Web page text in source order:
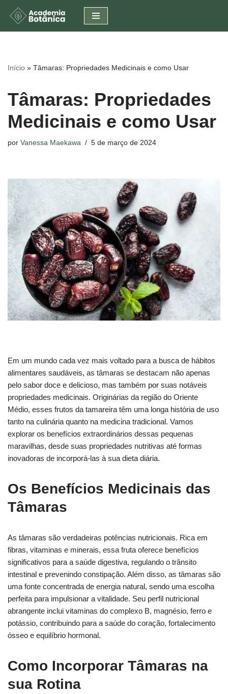
Pular
conteúdo
Início » Tâmaras: Propriedades Medicinais e como Usar
Tâmaras: Propriedades
Medicinais e como Usar
por Vanessa Maekawa 5 de março de 2024
Em um mundo cada vez mais voltado para a busca de hábitos
alimentares saudáveis, as tâmaras se destacam não apenas
pelo sabor doce e delicioso, mas também por suas notáveis
propriedades medicinais. Originárias da região do Oriente
Médio, esses frutos da tamareira têm uma longa história de uso
tanto na culinária quanto na medicina tradicional. Vamos
explorar os benefícios extraordinários dessas pequenas
maravilhas, desde suas propriedades nutritivas até formas
inovadoras de incorporá-las à sua dieta diária.
Os Benefícios Medicinais das
Tâmaras
As tâmaras são verdadeiras potências nutricionais. Rica em
fibras, vitaminas e minerais, essa fruta oferece benefícios
significativos para a saúde digestiva, regulando o trânsito
intestinal e prevenindo constipação. Além disso, as tâmaras são
uma fonte concentrada de energia natural, sendo uma escolha
perfeita para impulsionar a vitalidade. Seu perfil nutricional
abrangente inclui vitaminas do complexo B, magnésio, ferro e
potássio, contribuindo para a saúde do coração, fortalecimento
ósseo e equilíbrio hormonal.
Como Incorporar Tâmaras na
sua Rotina